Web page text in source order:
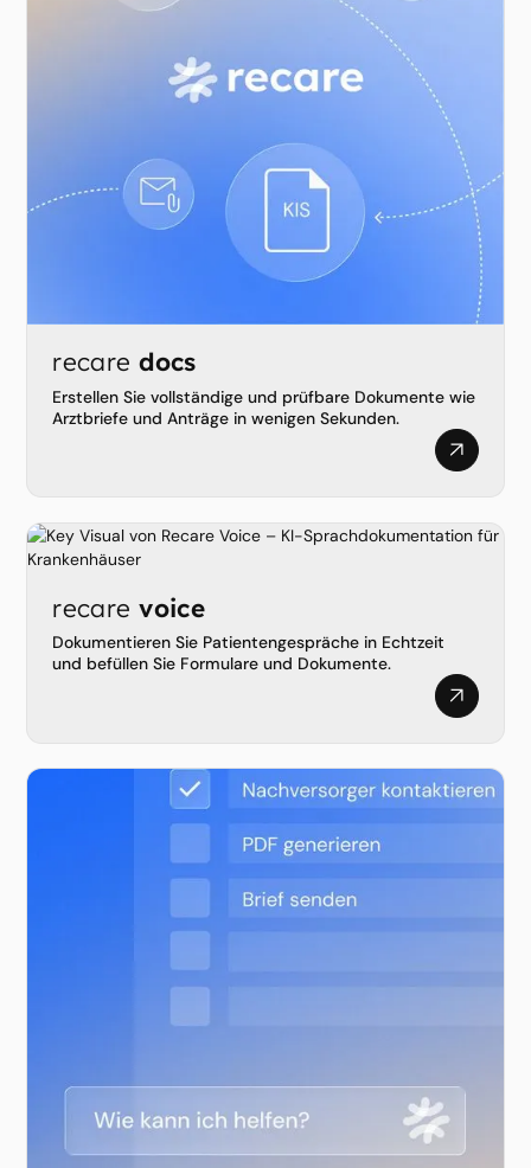
recaredocs
Erstellen Sie vollständige und prüfbare Dokumente wie
Arztbriefe und Anträge in wenigen Sekunden.
recarevoice
Dokumentieren Sie Patientengespräche in Echtzeit
und befüllen Sie Formulare und Dokumente.